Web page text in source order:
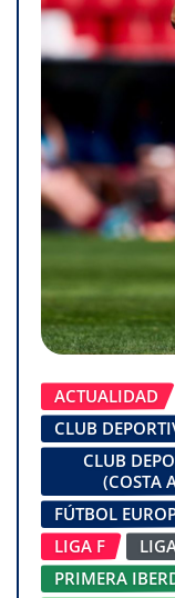
ACTUALIDAD
CLUB
CLUB
(COSTA
FÚTBOL
LIGA F
PRIMERA